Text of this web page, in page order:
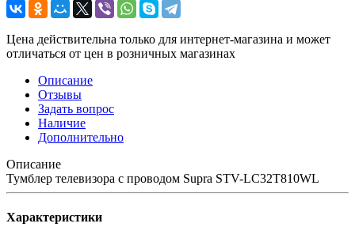
Цена действительна только для интернет-магазина и может
отличаться от цен в розничных магазинах
Описание
Отзывы
Задать вопрос
Наличие
Дополнительно
Описание
Тумблер телевизора с проводом Supra STV-LC32T810WL
Характеристики